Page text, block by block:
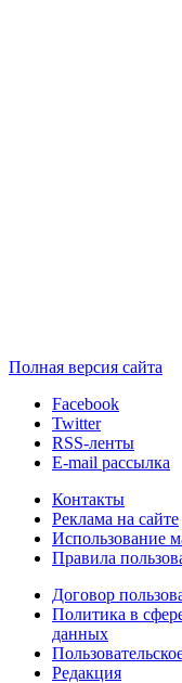
Полная версия сайта
Facebook
Twitter
RSS-ленты
E-mail рассылка
Контакты
Реклама на сайте
Использование
Правила
Договор
Политика в
данных
Редакция